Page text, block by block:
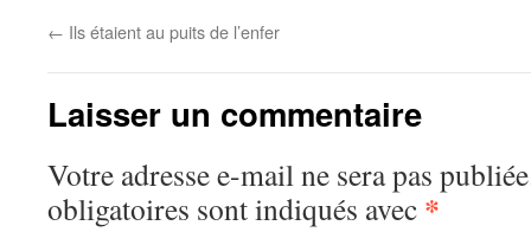
← Ils étaient au puits de l’enfer
Laisser un commentaire
Votre adresse e-mail ne sera pas
obligatoires sont indiqués avec *